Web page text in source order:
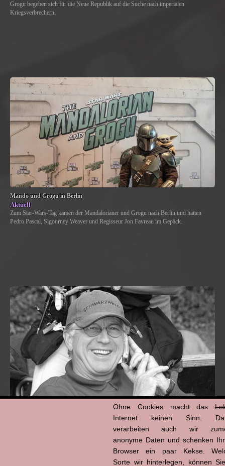
Grogu begeben sich für die Neue Republik auf die Suche nach imperialen
Kriegsverbrechern.
Mando und Grogu in Berlin
Aktuell
Zum Star-Wars-Tag kamen der Mandalorianer und Grogu nach Berlin und hatten
Pedro Pascal, Sigourney Weaver und Regisseur Jon Favreau im Gepäck.
Ohne Cookies macht das
Internet keinen Sinn.
verarbeiten auch wir
anonyme Daten und schenken
Browser ein paar Kekse.
Sorte wir hinterlegen, können